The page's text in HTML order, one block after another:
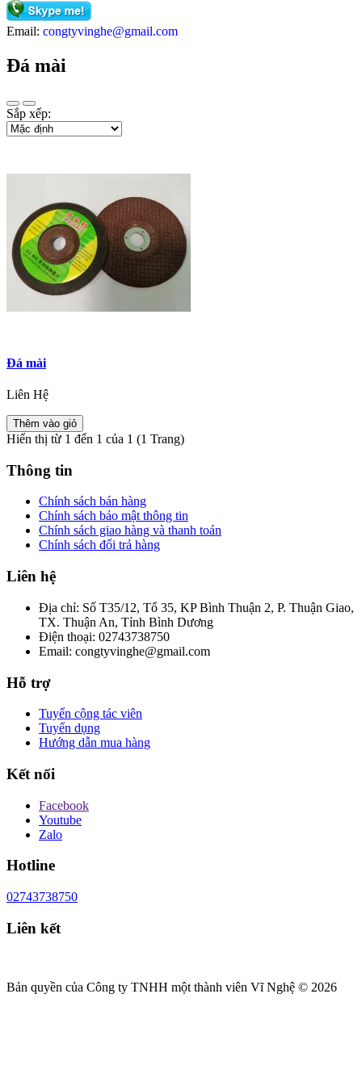
Email: congtyvinghe@gmail.com
Đá mài
Sắp xếp:
Đá mài
Liên Hệ
Thêm vào giỏ
Hiển thị từ 1 đến 1 của 1 (1 Trang)
Thông tin
Chính sách bán hàng
Chính sách bảo mật thông tin
Chính sách giao hàng và thanh toán
Chính sách đổi trả hàng
Liên hệ
Địa chỉ: Số T35/12, Tổ 35, KP Bình Thuận 2, P. Thuận Giao,
TX. Thuận An, Tỉnh Bình Dương
Điện thoại: 02743738750
Email: congtyvinghe@gmail.com
Hỗ trợ
Tuyển cộng tác viên
Tuyển dụng
Hướng dẫn mua hàng
Kết nối
Facebook
Youtube
Zalo
Hotline
02743738750
Liên kết
Bản quyền của Công ty TNHH một thành viên Vĩ Nghệ © 2026